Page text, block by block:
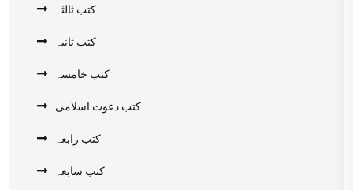
کتب ثالثہ
کتب ثانیہ
کتب خامسہ
کتب دعوت اسلامی
کتب رابعہ
کتب سابعہ